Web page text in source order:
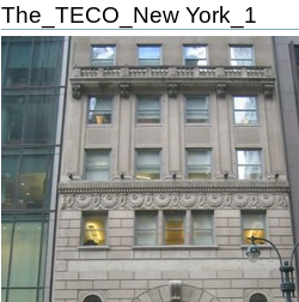
The_TECO_New York_1